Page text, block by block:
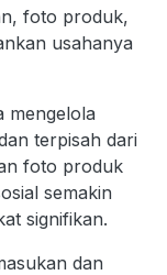
foto produk,
usahanya
mengelola
terpisah dari
foto produk
semakin
signifikan.
dan